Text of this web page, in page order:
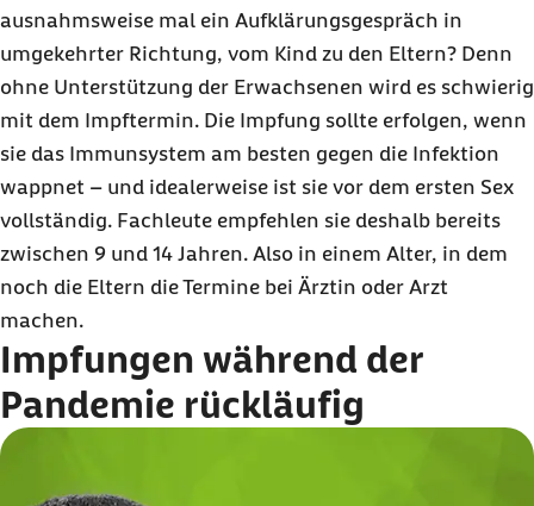
ausnahmsweise mal ein Aufklärungsgespräch in
umgekehrter Richtung, vom Kind zu den Eltern? Denn
ohne Unterstützung der Erwachsenen wird es schwierig
mit dem Impftermin. Die Impfung sollte erfolgen, wenn
sie das Immunsystem am besten gegen die Infektion
wappnet – und idealerweise ist sie vor dem ersten Sex
vollständig. Fachleute empfehlen sie deshalb bereits
zwischen 9 und 14 Jahren. Also in einem Alter, in dem
noch die Eltern die Termine bei Ärztin oder Arzt
machen.
Impfungen während der
Pandemie rückläufig